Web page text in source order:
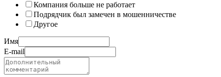
Компания больше не работает
Подрядчик был замечен в мошенничестве
Другое
Имя
E-mail